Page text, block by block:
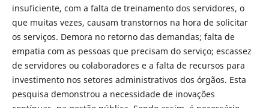
insuficiente, com a falta de treinamento dos servidores, o
que muitas vezes, causam transtornos na hora de solicitar
os serviços. Demora no retorno das demandas; falta de
empatia com as pessoas que precisam do serviço; escassez
de servidores ou colaboradores e a falta de recursos para
investimento nos setores administrativos dos órgãos. Esta
pesquisa demonstrou a necessidade de inovações